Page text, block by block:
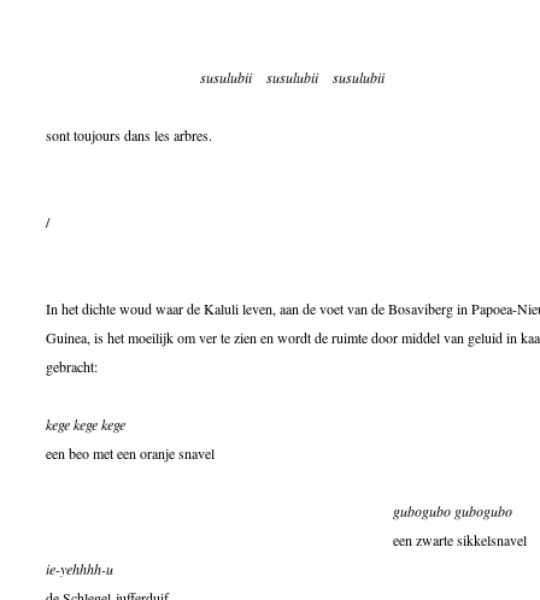
susulubii susulubii susulubii
sont toujours dans les arbres.
/
In het dichte woud waar de Kaluli leven, aan de voet van de Bosaviberg in Papoea-
Guinea, is het moeilijk om ver te zien en wordt de ruimte door middel van geluid in
gebracht:
kege kege kege
een beo met een oranje snavel
gubogubo gubogubo
een zwarte sikkelsnavel
ie-yehhhh-u